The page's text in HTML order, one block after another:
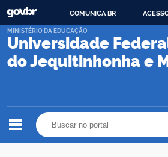
PARA
COMUNICA BR
Universidade
do Jequitinhonha e
MINISTÉRIO DA EDUCAÇÃO